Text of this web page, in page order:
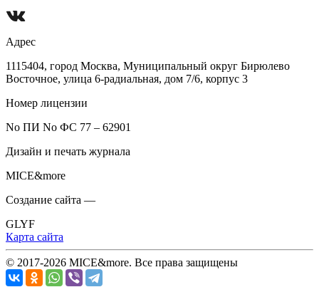
Адрес
1115404, город Москва, Муниципальный округ Бирюлево
Восточное, улица 6-радиальная, дом 7/6, корпус 3
Номер лицензии
No ПИ No ФС 77 – 62901
Дизайн и печать журнала
MICE&more
Создание сайта —
GLYF
Карта сайта
© 2017-2026 MICE&more. Все права защищены